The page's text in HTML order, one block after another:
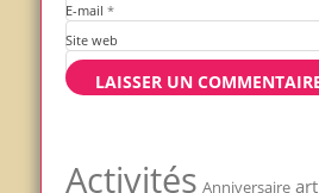
E-mail *
Site web
Activités Anniversaire art